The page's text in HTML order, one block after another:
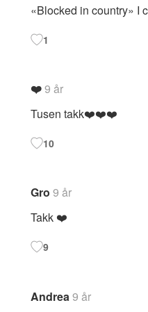
«Blocked in country» I
1
❤️9 år
Tusen takk❤️❤️❤️
10
Gro 9 år
Takk ❤️
9
Andrea9 år